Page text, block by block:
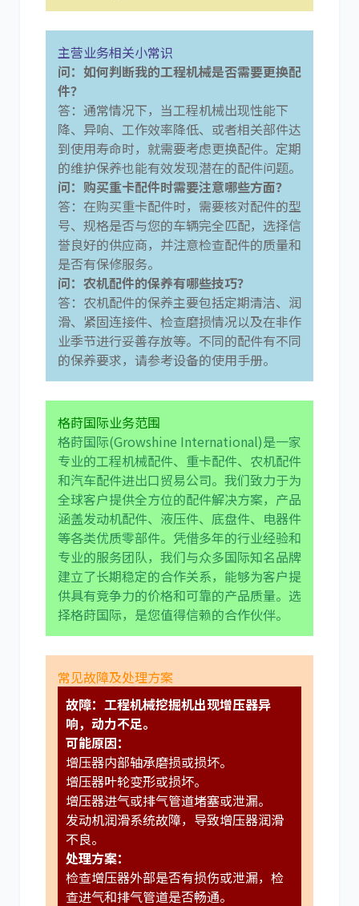
主营业务相关小常识
问：如何判断我的工程机械是否需要更换配
件？
答：通常情况下，当工程机械出现性能下
降、异响、工作效率降低、或者相关部件达
到使用寿命时，就需要考虑更换配件。定期
的维护保养也能有效发现潜在的配件问题。
问：购买重卡配件时需要注意哪些方面？
答：在购买重卡配件时，需要核对配件的型
号、规格是否与您的车辆完全匹配，选择信
誉良好的供应商，并注意检查配件的质量和
是否有保修服务。
问：农机配件的保养有哪些技巧？
答：农机配件的保养主要包括定期清洁、润
滑、紧固连接件、检查磨损情况以及在非作
业季节进行妥善存放等。不同的配件有不同
的保养要求，请参考设备的使用手册。
格莳国际业务范围
格莳国际(Growshine International)是一家
专业的工程机械配件、重卡配件、农机配件
和汽车配件进出口贸易公司。我们致力于为
全球客户提供全方位的配件解决方案，产品
涵盖发动机配件、液压件、底盘件、电器件
等各类优质零部件。凭借多年的行业经验和
专业的服务团队，我们与众多国际知名品牌
建立了长期稳定的合作关系，能够为客户提
供具有竞争力的价格和可靠的产品质量。选
择格莳国际，是您值得信赖的合作伙伴。
常见故障及处理方案
故障：工程机械挖掘机出现增压器异
响，动力不足。
可能原因：
增压器内部轴承磨损或损坏。
增压器叶轮变形或损坏。
增压器进气或排气管道堵塞或泄漏。
发动机润滑系统故障，导致增压器润滑
不良。
处理方案：
检查增压器外部是否有损伤或泄漏，检
查进气和排气管道是否畅通。